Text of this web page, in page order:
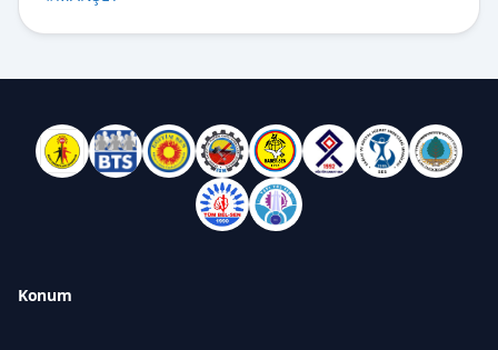
Konum